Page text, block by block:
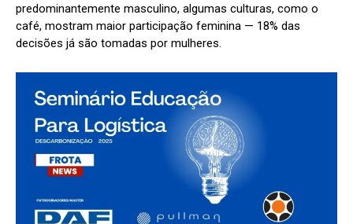
predominantemente masculino, algumas culturas, como o
café, mostram maior participação feminina — 18% das
decisões já são tomadas por mulheres.